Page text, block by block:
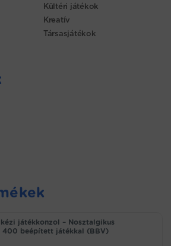
Kültéri játékok
Kreatív
Társasjátékok
játékkonzol – Nosztalgikus
400 beépített játékkal (BBV)